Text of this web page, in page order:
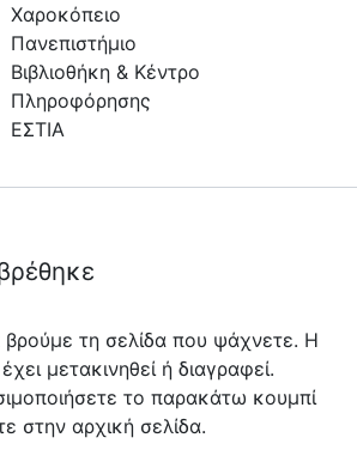
Χαροκόπειο
Πανεπιστήμιο
Βιβλιοθήκη & Κέντρο
Πληροφόρησης
ΕΣΤΙΑ
τη σελίδα που ψάχνετε. Η
μετακινηθεί ή διαγραφεί.
το παρακάτω κουμπί
στην αρχική σελίδα.